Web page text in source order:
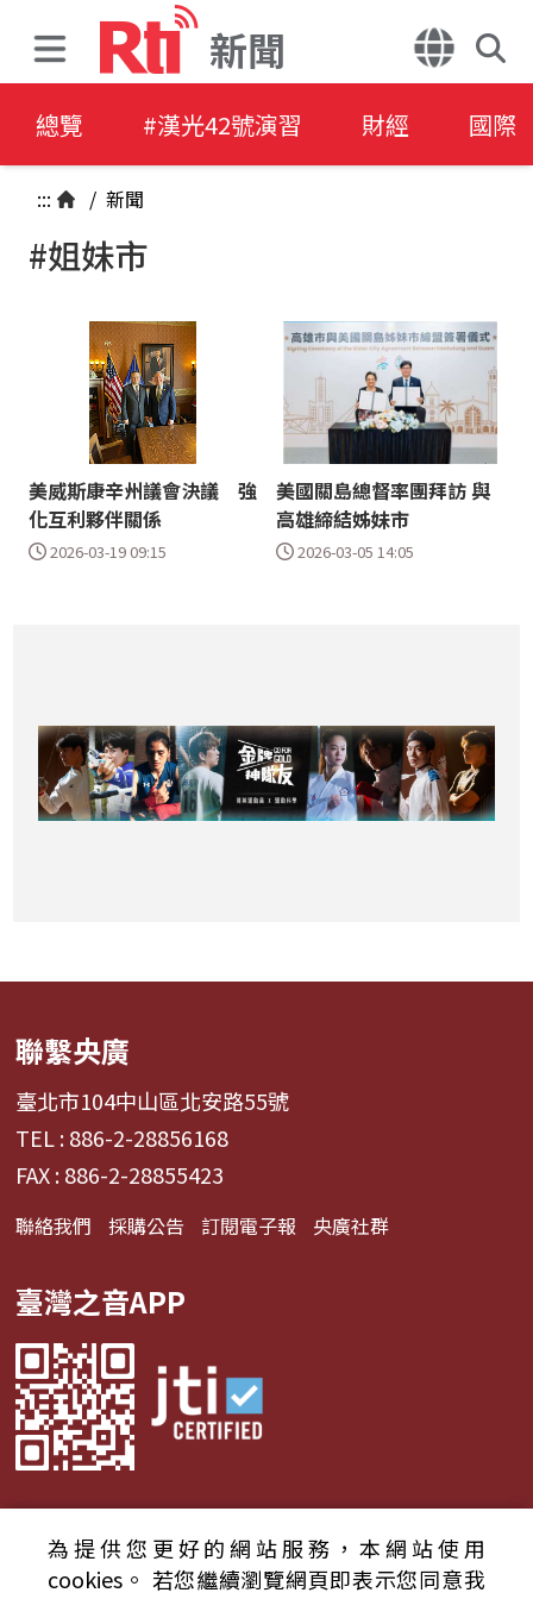
新聞
總覽 #漢光42號演習 財經 國際
::: / 新聞
#姐妹市
美威斯康辛州議會決議 強
化互利夥伴關係
2026-03-19 09:15
美國關島總督率團拜訪 與
高雄締結姊妹市
2026-03-05 14:05
聯繫央廣
臺北市104中山區北安路55號
TEL : 886-2-28856168
FAX : 886-2-28855423
聯絡我們 採購公告 訂閱電子報 央廣社群
臺灣之音APP
© 2024財團法人中央廣播電臺 版權所有
為提供您更好的網站服務，本網站使用
cookies。 若您繼續瀏覽網頁即表示您同意我